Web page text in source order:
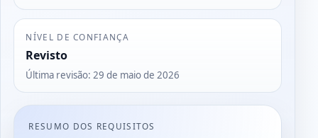
NÍVEL DE CONFIANÇA
Revisto
Última revisão:29 de maio de 2026
RESUMO DOS REQUISITOS